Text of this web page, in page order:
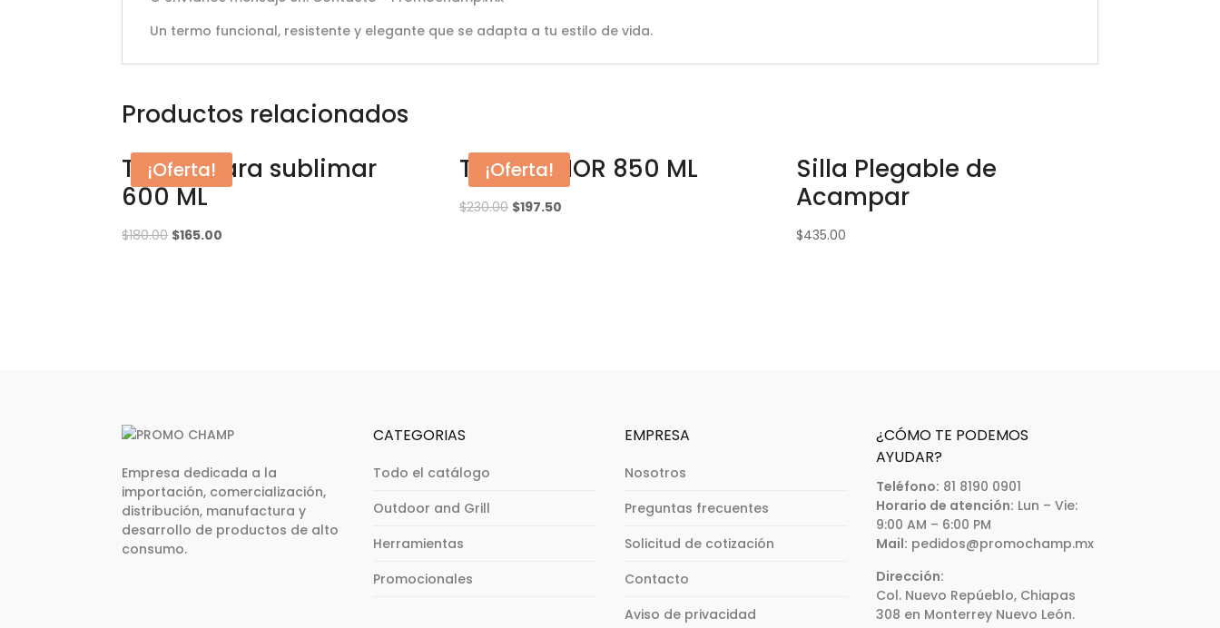
Un termo funcional, resistente y elegante que se adapta a tu estilo de vida.
Productos relacionados
¡Oferta!
Termo para sublimar
600 ML
$180.00 $165.00
¡Oferta!
Termo THOR 850 ML
$230.00 $197.50
Silla Plegable de
Acampar
$435.00
Empresa dedicada a la
importación, comercialización,
distribución, manufactura y
desarrollo de productos de alto
consumo.
CATEGORIAS
Todo el catálogo
Outdoor and Grill
Herramientas
Promocionales
EMPRESA
Nosotros
Preguntas frecuentes
Solicitud de cotización
Contacto
Aviso de privacidad
¿CÓMO TE PODEMOS
AYUDAR?
Teléfono: 81 8190 0901
Horario de atención: Lun – Vie:
9:00 AM – 6:00 PM
Mail: pedidos@promochamp.mx
Dirección:
Col. Nuevo Repúeblo, Chiapas
308 en Monterrey Nuevo León.